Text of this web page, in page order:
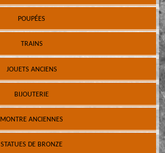
POUPÉES
TRAINS
JOUETS ANCIENS
BIJOUTERIE
MONTRE ANCIENNES
STATUES DE BRONZE